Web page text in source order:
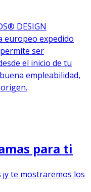
DESIGN
europeo expedido
ser
el inicio de tu
empleabilidad,
para ti
te mostraremos los